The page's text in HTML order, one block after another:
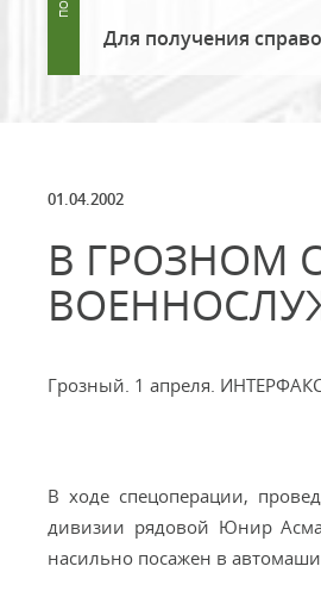
Для получения
01.04.2002
В ГРОЗНОМ
Грозный. 1 апреля.
В ходе спецоперации,
дивизии рядовой Юнир
насильно посажен в